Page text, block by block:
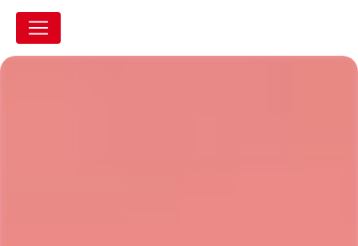
Panneau de gestion des cookies